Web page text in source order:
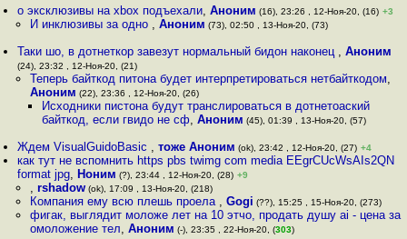
о эксклюзивы на xbox подъехали,Аноним (16), 23:26 , 12-Ноя-20, (16) +3
И инклюзивы за одно , Аноним (73), 02:50 , 13-Ноя-20, (73)
Таки шо, в дотнеткор завезут нормальный бидон наконец ,Аноним
(24), 23:32 , 12-Ноя-20, (21)
Теперь байткод питона будет интерпретироваться нетбайткодом,
Аноним (22), 23:36 , 12-Ноя-20, (26)
Исходники пистона будут транслироваться в дотнетоаский
байткод, если гвидо не сф, Аноним (45), 01:39 , 13-Ноя-20, (57)
Ждем VisualGuidoBasic ,тоже Аноним (ok), 23:42 , 12-Ноя-20, (27) +4
как тут не вспомнить https pbs twimg com media EEgrCUcWsAIs2QN
format jpg, Ноним (?), 23:44 , 12-Ноя-20, (28) +9
, rshadow(ok), 17:09 , 13-Ноя-20, (218)
Компания ему всю плешь проела , Gogi (??), 15:25 , 15-Ноя-20, (273)
фигак, выглядит моложе лет на 10 этчо, продать душу ai - цена за
омоложение тел, Аноним (-), 23:35 , 22-Ноя-20, (303)